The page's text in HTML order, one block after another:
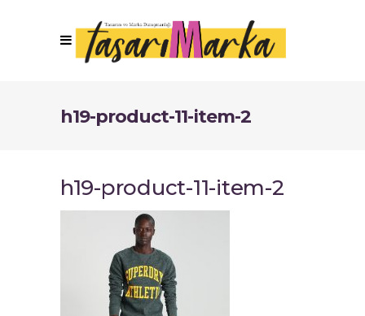
h19-product-11-item-2
h19-product-11-item-2